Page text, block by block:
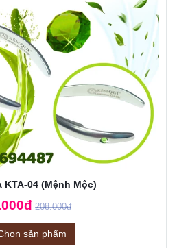
KTA-04 (Mệnh Mộc)
208.000đ
sản phẩm